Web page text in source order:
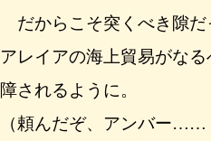
だからこそ突くべき隙だ
アレイアの海上貿易がな
障されるように。
（頼んだぞ、アンバー……